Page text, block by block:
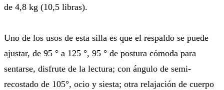
de 4,8 kg (10,5 libras).
Uno de los usos de esta silla es que el respaldo se puede
ajustar, de 95 ° a 125 °, 95 ° de postura cómoda para
sentarse, disfrute de la lectura; con ángulo de semi-
recostado de 105°, ocio y siesta; otra relajación de cuerpo